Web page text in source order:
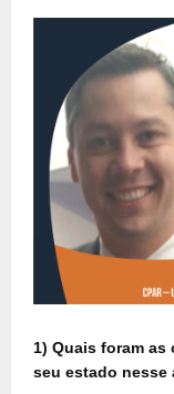
1) Quais foram as
seu estado nesse